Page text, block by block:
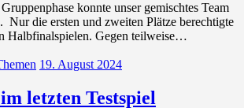
konnte unser gemischtes Team
Nur die ersten und zweiten Plätze berechtigte
Halbfinalspielen. Gegen teilweise…
19. August 2024
letzten Testspiel